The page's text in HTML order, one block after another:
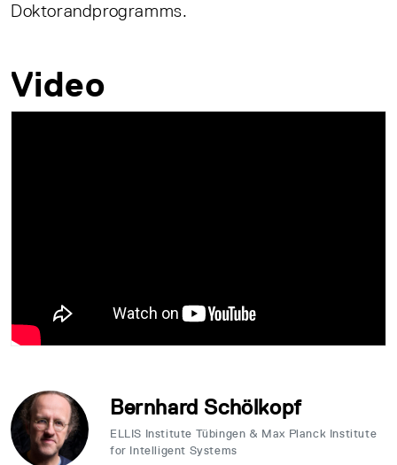
Doktorandprogramms.
Video
Bernhard Schölkopf
ELLIS Institute Tübingen & Max Planck Institute
for Intelligent Systems